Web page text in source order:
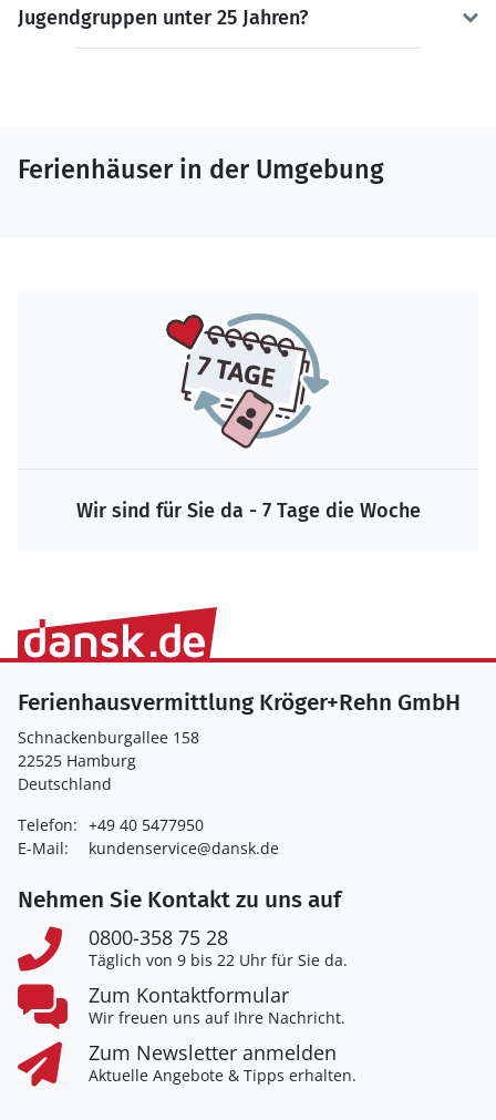
Jugendgruppen unter 25 Jahren?
Ferienhäuser in der Umgebung
Wir sind für Sie da - 7 Tage die Woche
Ferienhausvermittlung Kröger+Rehn GmbH
Schnackenburgallee 158
22525 Hamburg
Deutschland
Telefon: +49 40 5477950
E-Mail:
kundenservice@dansk.de
Nehmen Sie Kontakt zu uns auf
0800-358 75 28
Täglich von 9 bis 22 Uhr für Sie da.
Zum Kontaktformular
Wir freuen uns auf Ihre Nachricht.
Zum Newsletter anmelden
Aktuelle Angebote & Tipps erhalten.